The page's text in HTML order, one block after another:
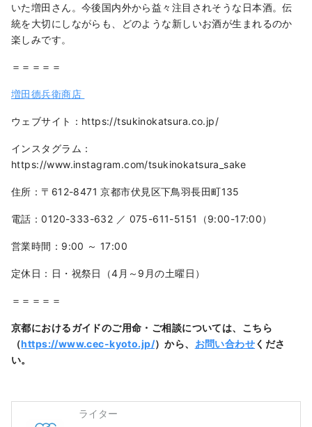
いた増田さん。今後国内外から益々注目されそうな日本酒。伝
統を大切にしながらも、どのような新しいお酒が生まれるのか
楽しみです。
＝＝＝＝＝
増田德兵衛商店
ウェブサイト：https://tsukinokatsura.co.jp/
インスタグラム：
https://www.instagram.com/tsukinokatsura_sake
住所：〒612-8471 京都市伏見区下鳥羽長田町135
電話：0120-333-632 ／ 075-611-5151（9:00-17:00）
営業時間：9:00 ～ 17:00
定休日：日・祝祭日（4月～9月の土曜日）
＝＝＝＝＝
京都におけるガイドのご用命・ご相談については、こちら
（https://www.cec-kyoto.jp/）から、 お問い合わせくださ
い。
ライター